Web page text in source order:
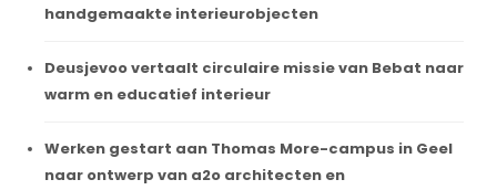
handgemaakte interieurobjecten
Deusjevoo vertaalt circulaire missie van Bebat naar
warm en educatief interieur
Werken gestart aan Thomas More-campus in Geel
naar ontwerp van a2o architecten en